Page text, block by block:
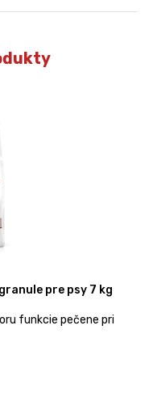
pre psy 7 kg
funkcie pečene pri